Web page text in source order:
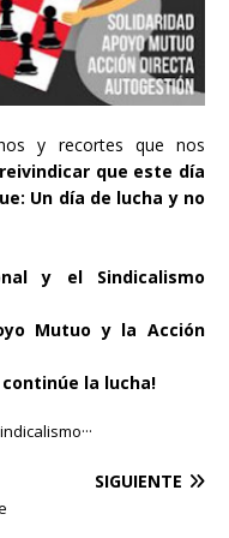
y recortes que nos
que este día
Un día de lucha y no
y el Sindicalismo
Mutuo y la Acción
continúe la lucha!
SIGUIENTE